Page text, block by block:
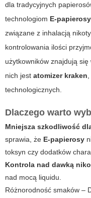
dla tradycyjnych
technologiom E-papierosy
związane z inhalacją
kontrolowania ilości
użytkowników znajdują
nich jest atomizer kraken
technologicznych.
Dlaczego warto
Mniejsza szkodliwość
sprawia, że E-papierosy
toksyn czy dodatków
Kontrola nad dawką
nad mocą liquidu.
Różnorodność smaków –